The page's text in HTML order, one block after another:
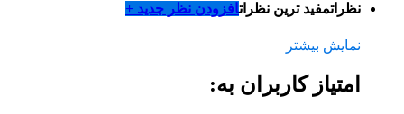
نظراتمفید ترین نظراتافزودن نظر جدید +
نمایش بیشتر
امتیاز کاربران به: